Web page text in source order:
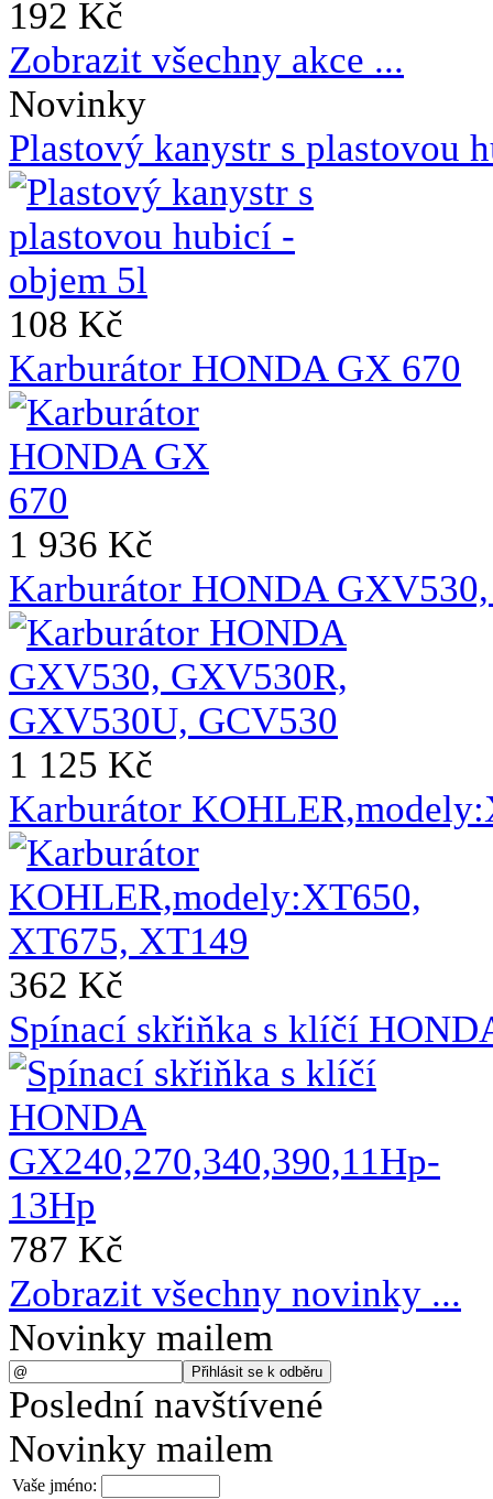
192 Kč
Zobrazit všechny akce ...
Novinky
Plastový kanystr s plastovou
108 Kč
Karburátor HONDA GX 670
1 936 Kč
Karburátor HONDA
1 125 Kč
Karburátor
362 Kč
Spínací skřiňka s klíčí
787 Kč
Zobrazit všechny novinky ...
Novinky mailem
Poslední navštívené
Novinky mailem
Vaše jméno: